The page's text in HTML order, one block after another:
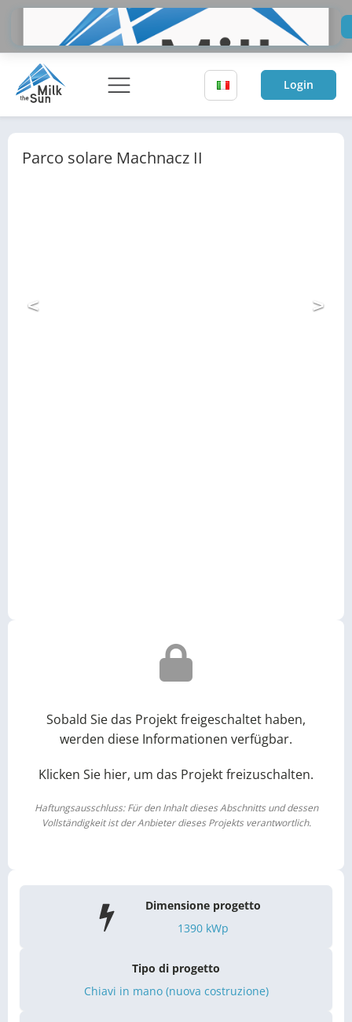
Login
Parco solare Machnacz II
< >
Dimensione progetto
1390kWp
Tipo di progetto
Chiavi in mano (nuova costruzione)
Sobald Sie das Projekt freigeschaltet haben,
werden diese Informationen verfügbar.
Klicken Sie hier, um das Projekt freizuschalten.
Haftungsausschluss: Für den Inhalt dieses Abschnitts und dessen
Vollständigkeit ist der Anbieter dieses Projekts verantwortlich.